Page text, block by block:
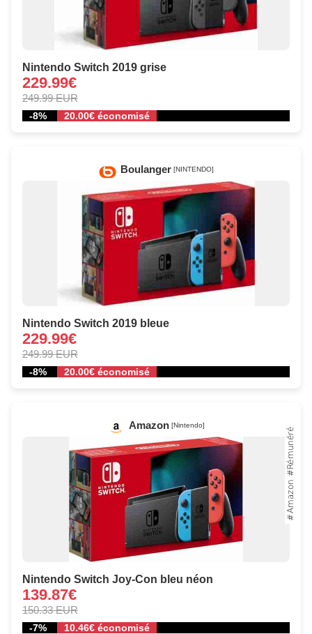
Nintendo Switch 2019 grise
229.99€
249.99 EUR
-8% 20.00€ économisé
Boulanger [NINTENDO]
Nintendo Switch 2019 bleue
229.99€
249.99 EUR
-8% 20.00€ économisé
Amazon [Nintendo]
Nintendo Switch Joy-Con bleu néon
139.87€
150.33 EUR
-7% 10.46€ économisé